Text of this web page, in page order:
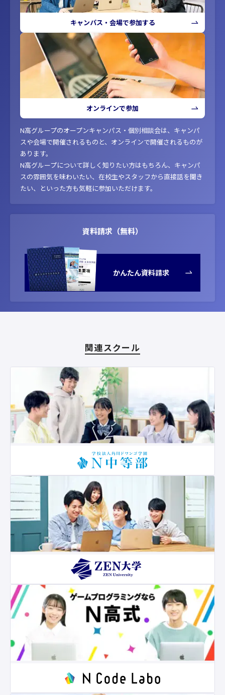
キャンパス・会場で参加する
オンラインで参加
N高グループのオープンキャンパス・個別相談会は、キャンパ
スや会場で開催されるものと、オンラインで開催されるものが
あります。
N高グループについて詳しく知りたい方はもちろん、キャンパ
スの雰囲気を味わいたい、在校生やスタッフから直接話を聞き
たい、といった方も気軽に参加いただけます。
資料請求（無料）
かんたん資料請求
関連スクール